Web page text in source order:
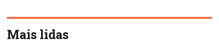
Mais lidas